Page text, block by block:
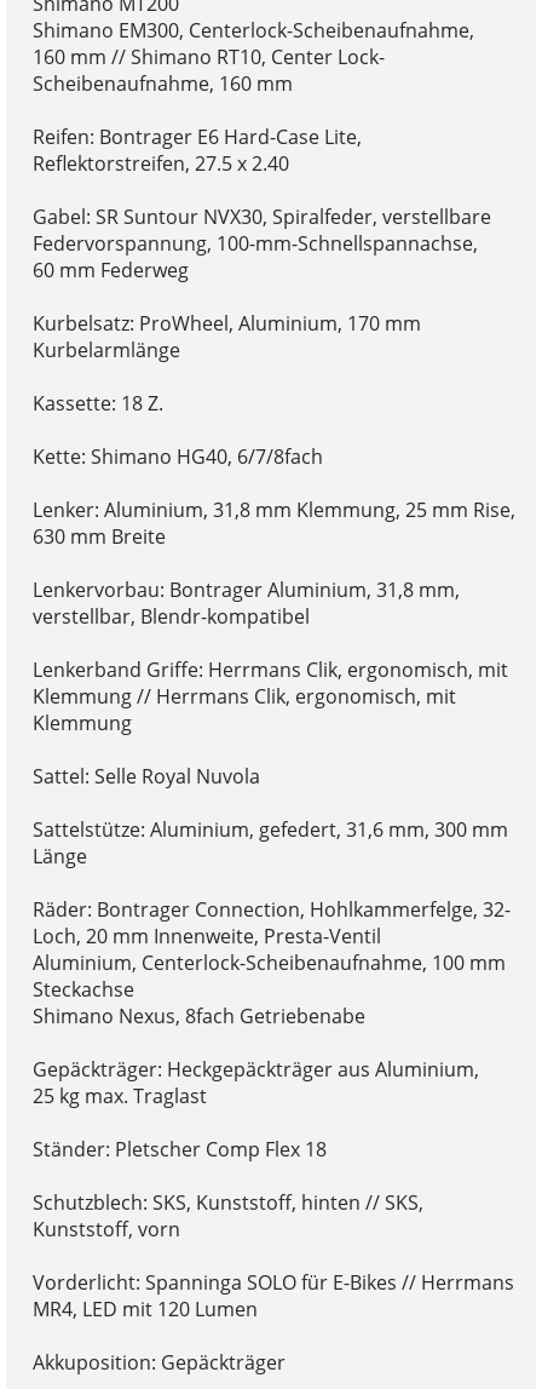
Shimano EM300, Centerlock-Scheibenaufnahme,
160 mm // Shimano RT10, Center Lock-
Scheibenaufnahme, 160 mm
Reifen: Bontrager E6 Hard-Case Lite,
Reflektorstreifen, 27.5 x 2.40
Gabel: SR Suntour NVX30, Spiralfeder, verstellbare
Federvorspannung, 100-mm-Schnellspannachse,
60 mm Federweg
Kurbelsatz: ProWheel, Aluminium, 170 mm
Kurbelarmlänge
Kassette: 18 Z.
Kette: Shimano HG40, 6/7/8fach
Lenker: Aluminium, 31,8 mm Klemmung, 25 mm Rise,
630 mm Breite
Lenkervorbau: Bontrager Aluminium, 31,8 mm,
verstellbar, Blendr-kompatibel
Lenkerband Griffe: Herrmans Clik, ergonomisch, mit
Klemmung // Herrmans Clik, ergonomisch, mit
Klemmung
Sattel: Selle Royal Nuvola
Sattelstütze: Aluminium, gefedert, 31,6 mm, 300 mm
Länge
Räder: Bontrager Connection, Hohlkammerfelge, 32-
Loch, 20 mm Innenweite, Presta-Ventil
Aluminium, Centerlock-Scheibenaufnahme, 100 mm
Steckachse
Shimano Nexus, 8fach Getriebenabe
Gepäckträger: Heckgepäckträger aus Aluminium,
25 kg max. Traglast
Ständer: Pletscher Comp Flex 18
Schutzblech: SKS, Kunststoff, hinten // SKS,
Kunststoff, vorn
Vorderlicht: Spanninga SOLO für E-Bikes // Herrmans
MR4, LED mit 120 Lumen
Akkuposition: Gepäckträger